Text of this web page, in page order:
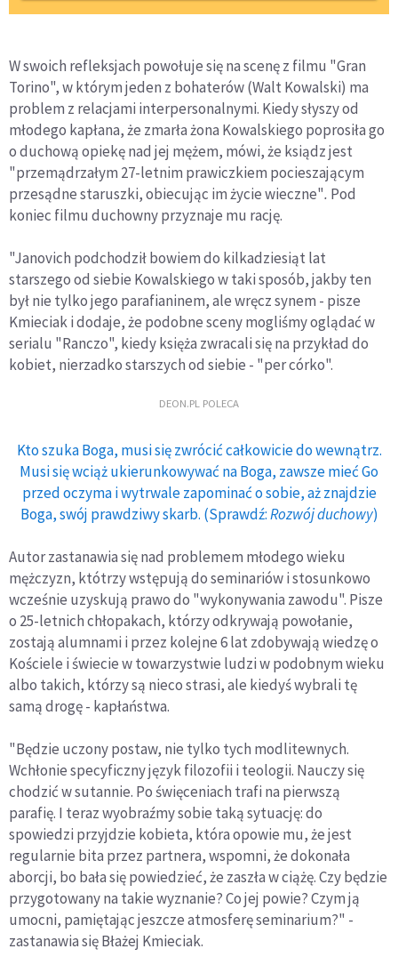
W swoich refleksjach powołuje się na scenę z filmu "Gran
Torino", w którym jeden z bohaterów (Walt Kowalski) ma
problem z relacjami interpersonalnymi. Kiedy słyszy od
młodego kapłana, że zmarła żona Kowalskiego poprosiła go
o duchową opiekę nad jej mężem, mówi, że ksiądz jest
"przemądrzałym 27-letnim prawiczkiem pocieszającym
przesądne staruszki, obiecując im życie wieczne". Pod
koniec filmu duchowny przyznaje mu rację.
"Janovich podchodził bowiem do kilkadziesiąt lat
starszego od siebie Kowalskiego w taki sposób, jakby ten
był nie tylko jego parafianinem, ale wręcz synem - pisze
Kmieciak i dodaje, że podobne sceny mogliśmy oglądać w
serialu "Ranczo", kiedy księża zwracali się na przykład do
kobiet, nierzadko starszych od siebie - "per córko".
DEON.PL POLECA
Kto szuka Boga, musi się zwrócić całkowicie do wewnątrz.
Musi się wciąż ukierunkowywać na Boga, zawsze mieć Go
przed oczyma i wytrwale zapominać o sobie, aż znajdzie
Boga, swój prawdziwy skarb. (Sprawdź:Rozwój duchowy)
Autor zastanawia się nad problemem młodego wieku
mężczyzn, któtrzy wstępują do seminariów i stosunkowo
wcześnie uzyskują prawo do "wykonywania zawodu". Pisze
o 25-letnich chłopakach, którzy odkrywają powołanie,
zostają alumnami i przez kolejne 6 lat zdobywają wiedzę o
Kościele i świecie w towarzystwie ludzi w podobnym wieku
albo takich, którzy są nieco strasi, ale kiedyś wybrali tę
samą drogę - kapłaństwa.
"Będzie uczony postaw, nie tylko tych modlitewnych.
Wchłonie specyficzny język filozofii i teologii. Nauczy się
chodzić w sutannie. Po święceniach trafi na pierwszą
parafię. I teraz wyobraźmy sobie taką sytuację: do
spowiedzi przyjdzie kobieta, która opowie mu, że jest
regularnie bita przez partnera, wspomni, że dokonała
aborcji, bo bała się powiedzieć, że zaszła w ciążę. Czy będzie
przygotowany na takie wyznanie? Co jej powie? Czym ją
umocni, pamiętając jeszcze atmosferę seminarium?" -
zastanawia się Błażej Kmieciak.